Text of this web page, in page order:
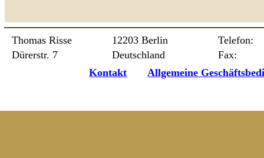
Thomas Risse
Dürerstr. 7
12203 Berlin
Deutschland
Telefon:
Fax:
Kontakt
Allgemeine